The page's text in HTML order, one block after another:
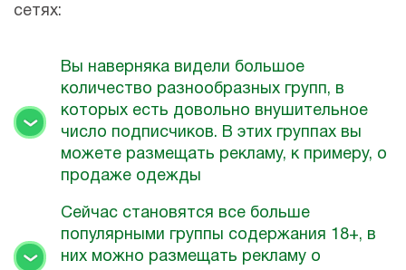
сетях:
Вы наверняка видели большое
количество разнообразных групп, в
которых есть довольно внушительное
число подписчиков. В этих группах вы
можете размещать рекламу, к примеру, о
продаже одежды
Сейчас становятся все больше
популярными группы содержания 18+, в
них можно размещать рекламу о